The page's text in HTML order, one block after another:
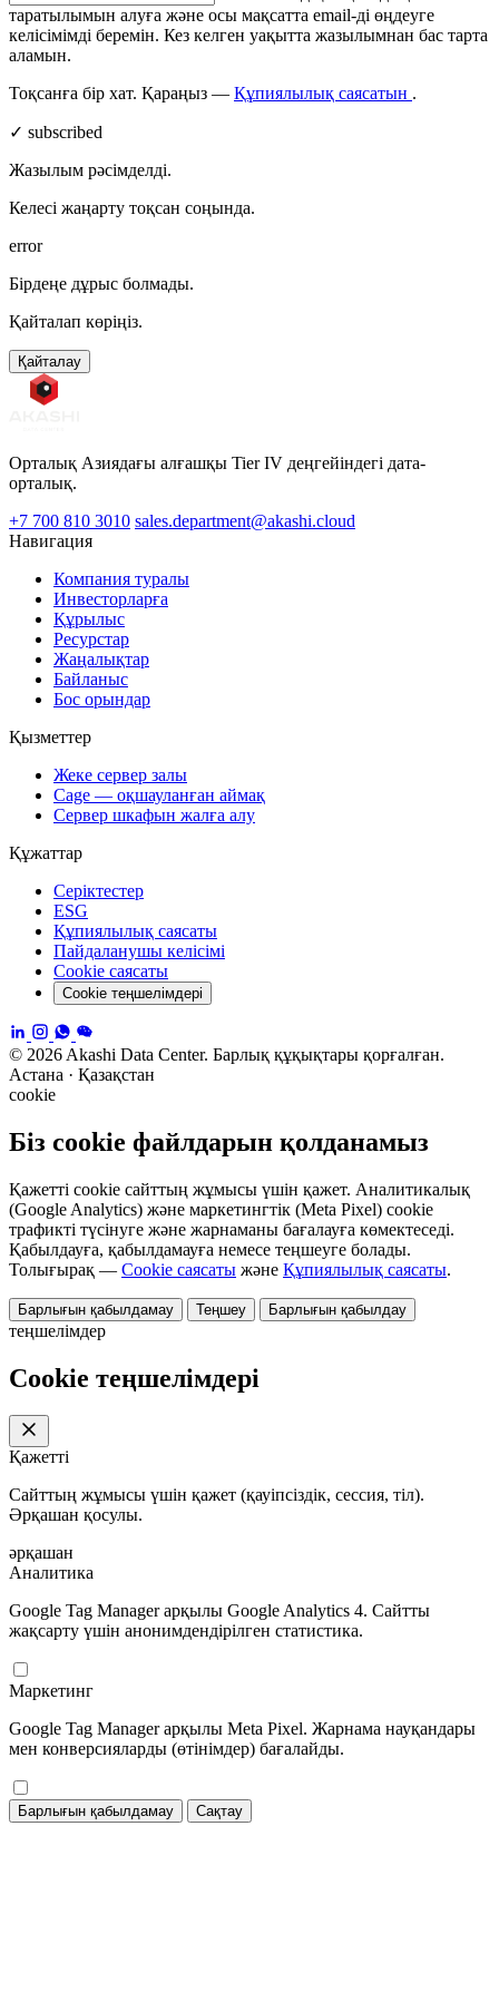
таратылымын алуға және осы мақсатта email-ді өңдеуге
келісімімді беремін. Кез келген уақытта жазылымнан бас тарта
аламын.
Тоқсанға бір хат. Қараңыз — Құпиялылық саясатын .
✓ subscribed
Жазылым рәсімделді.
Келесі жаңарту тоқсан соңында.
error
Бірдеңе дұрыс болмады.
Қайталап көріңіз.
Қайталау
Орталық Азиядағы алғашқы Tier IV деңгейіндегі дата-
орталық.
+7 700 810 3010 sales.department@akashi.cloud
Навигация
Компания туралы
Инвесторларға
Құрылыс
Ресурстар
Жаңалықтар
Байланыс
Бос орындар
Қызметтер
Жеке сервер залы
Cage — оқшауланған аймақ
Сервер шкафын жалға алу
Құжаттар
Серіктестер
ESG
Құпиялылық саясаты
Пайдаланушы келісімі
Cookie саясаты
Cookie теңшелімдері
© 2026 Akashi Data Center. Барлық құқықтары қорғалған.
Астана · Қазақстан
cookie
Біз cookie файлдарын қолданамыз
Қажетті cookie сайттың жұмысы үшін қажет. Аналитикалық
(Google Analytics) және маркетингтік (Meta Pixel) cookie
трафикті түсінуге және жарнаманы бағалауға көмектеседі.
Қабылдауға, қабылдамауға немесе теңшеуге болады.
Толығырақ — Cookie саясаты және Құпиялылық саясаты.
Барлығын қабылдамау Теңшеу Барлығын қабылдау
теңшелімдер
Cookie теңшелімдері
Қажетті
Сайттың жұмысы үшін қажет (қауіпсіздік, сессия, тіл).
Әрқашан қосулы.
әрқашан
Аналитика
Google Tag Manager арқылы Google Analytics 4. Сайтты
жақсарту үшін анонимдендірілген статистика.
Маркетинг
Google Tag Manager арқылы Meta Pixel. Жарнама науқандары
мен конверсияларды (өтінімдер) бағалайды.
Барлығын қабылдамау Сақтау